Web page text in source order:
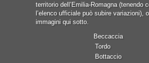
territorio dell’Emilia-Romagna (tenendo
l’elenco ufficiale può subire variazioni),
immagini qui sotto.
Beccaccia
Tordo
Bottaccio